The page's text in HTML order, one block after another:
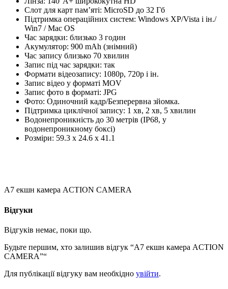
Слот для карт пам’яті: MicroSD до 32 Гб
Підтримка операційних систем: Windows XP/Vista і ін./
Win7 / Mac OS
Час зарядки: близько 3 годин
Акумулятор: 900 mAh (знімний)
Час запису близько 70 хвилин
Запис під час зарядки: так
Формати відеозапису: 1080p, 720p і ін.
Запис відео у форматі MOV
Запис фото в форматі: JPG
Фото: Одиночний кадр/Безперервна зйомка.
Підтримка циклічної запису: 1 хв, 2 хв, 5 хвилин
Водонепроникність до 30 метрів (IP68, у
водонепроникному боксі)
Розміри: 59.3 x 24.6 x 41.1
A7 екшн камера ACTION CAMERA
Відгуки
Відгуків немає, поки що.
Будьте першим, хто залишив відгук “A7 екшн камера ACTION
CAMERA”“
Для публікації відгуку вам необхідно увійти.